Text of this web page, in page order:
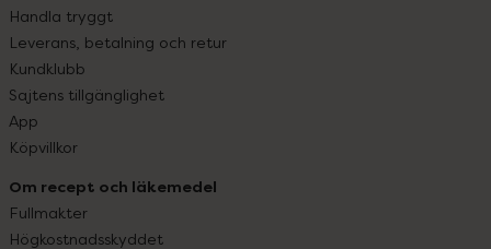
Handla tryggt
Leverans, betalning och retur
Kundklubb
Sajtens tillgänglighet
App
Köpvillkor
Om recept och läkemedel
Fullmakter
Högkostnadsskyddet